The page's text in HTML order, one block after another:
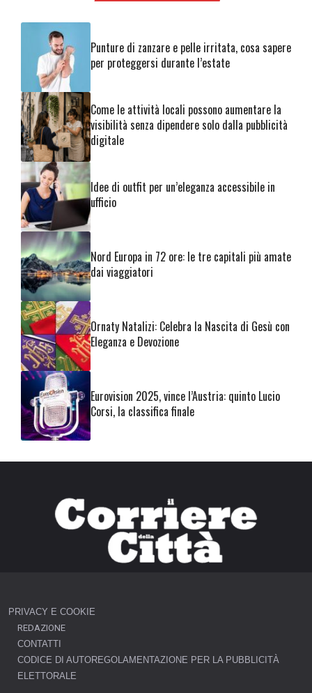
Punture di zanzare e pelle irritata, cosa sapere
per proteggersi durante l’estate
Come le attività locali possono aumentare la
visibilità senza dipendere solo dalla pubblicità
digitale
Idee di outfit per un’eleganza accessibile in
ufficio
Nord Europa in 72 ore: le tre capitali più amate
dai viaggiatori
Ornaty Natalizi: Celebra la Nascita di Gesù con
Eleganza e Devozione
Eurovision 2025, vince l’Austria: quinto Lucio
Corsi, la classifica finale
PRIVACY E COOKIE
REDAZIONE
CONTATTI
CODICE DI AUTOREGOLAMENTAZIONE PER LA PUBBLICITÀ
ELETTORALE